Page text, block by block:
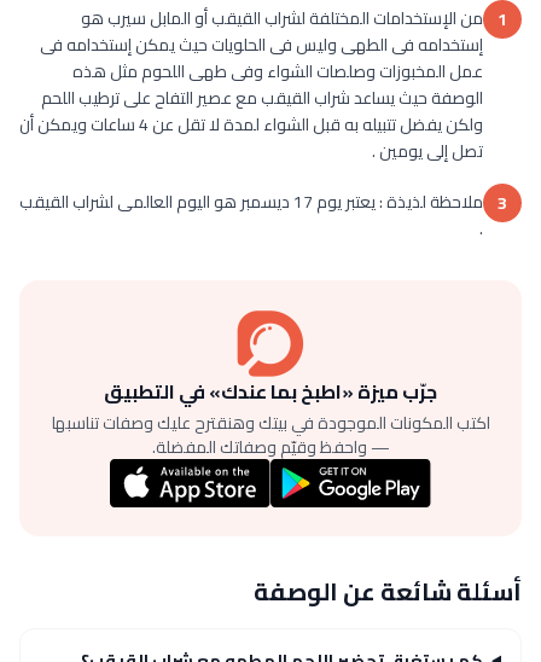
1 من الإستخدامات المختلفة لشراب القيقب أو المابل سيرب هو
إستخدامه فى الطهى وليس فى الحلويات حيث يمكن إستخدامه فى
عمل المخبوزات وصلصات الشواء وفى طهى اللحوم مثل هذه
الوصفة حيث يساعد شراب القيقب مع عصير التفاح على ترطيب اللحم
ولكن يفضل تتبيله به قبل الشواء لمدة لا تقل عن 4 ساعات ويمكن أن
تصل إلى يومين .
3
ملاحظة لذيذة : يعتبر يوم 17 ديسمبر هو اليوم العالمى لشراب القيقب
.
جرّب ميزة «اطبخ بما عندك» في التطبيق
اكتب المكونات الموجودة في بيتك وهنقترح عليك وصفات تناسبها
— واحفظ وقيّم وصفاتك المفضلة.
أسئلة شائعة عن الوصفة